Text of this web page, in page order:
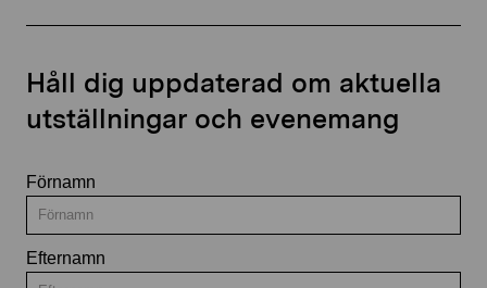
Håll dig uppdaterad om aktuella
utställningar och evenemang
Förnamn
Efternamn